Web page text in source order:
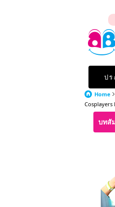
ปร
Home
Cosplayers
บทสั